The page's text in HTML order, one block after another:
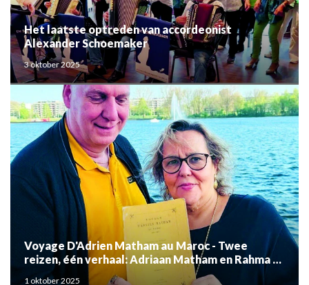
Het laatste optreden van accordeonist
Alexander Schoemaker
3 oktober 2025
Voyage D'Adrien Matham au Maroc - Twee
reizen, één verhaal: Adriaan Matham en Rahma el
Mouden
1 oktober 2025